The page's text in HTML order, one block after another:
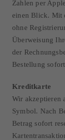
Zahlen per
einen Blick. Mit
ohne
Überweisung
der
Bestellung
Kreditkarte
Wir akzeptieren
Symbol. Nach
Betrag sofort